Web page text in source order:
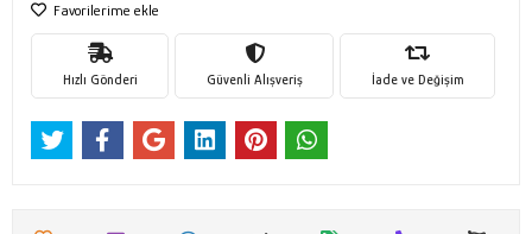
Favorilerime ekle
Hızlı Gönderi Güvenli Alışveriş İade ve Değişim